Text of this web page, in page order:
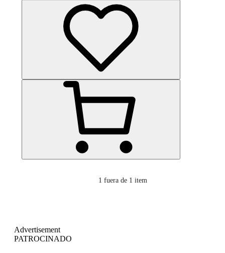
1 fuera de 1 item
Advertisement
PATROCINADO